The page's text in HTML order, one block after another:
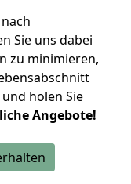
Sie uns dabei
zu minimieren,
holen Sie
Angebote!